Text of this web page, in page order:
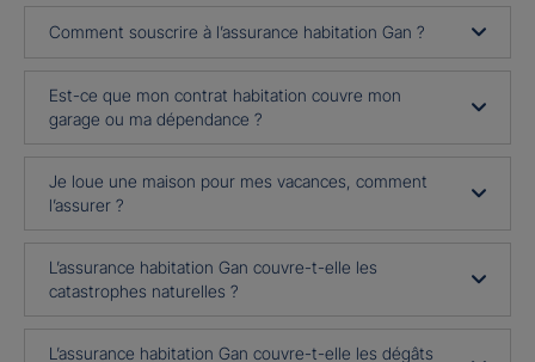
Comment souscrire à l’assurance habitation Gan ?
Est-ce que mon contrat habitation couvre mon
garage ou ma dépendance ?
Je loue une maison pour mes vacances, comment
l’assurer ?
L’assurance habitation Gan couvre-t-elle les
catastrophes naturelles ?
L’assurance habitation Gan couvre-t-elle les dégâts